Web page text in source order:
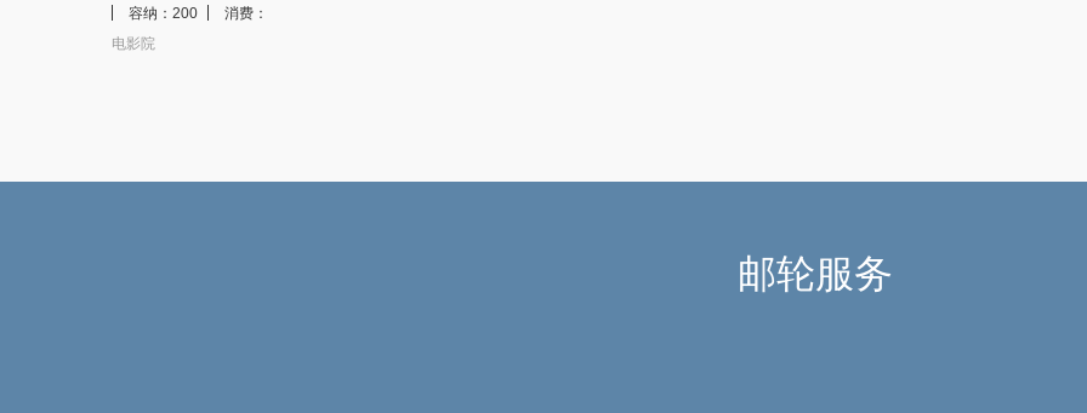
了解更多
容纳：200
消费：
电影院
邮轮服务